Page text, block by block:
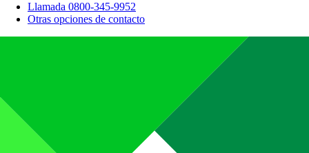
Llamada 0800-345-9952
Otras opciones de contacto